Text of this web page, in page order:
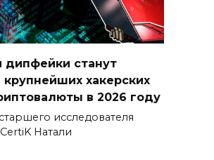
станут
хакерских
в 2026 году
исследователя
Натали